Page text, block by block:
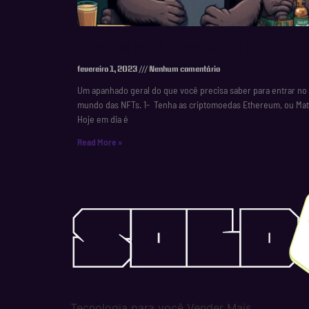
fevereiro 1, 2023 Nenhum comentário
Um apanhado geral do que você precisa saber para entrar no
mundo das NFTs. 1- Tenha as criptomoedas Ethereum, ou
Hoje em dia é
Read More »